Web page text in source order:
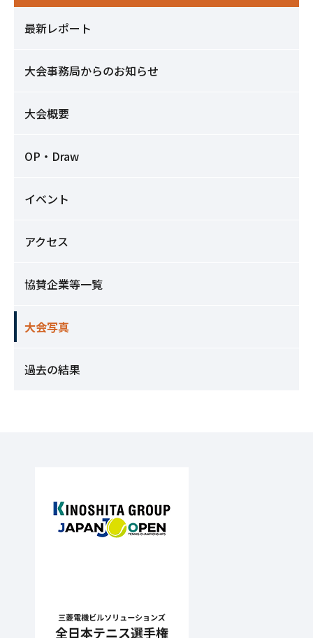
最新レポート
大会事務局からのお知らせ
大会概要
OP・Draw
イベント
アクセス
協賛企業等一覧
大会写真
過去の結果